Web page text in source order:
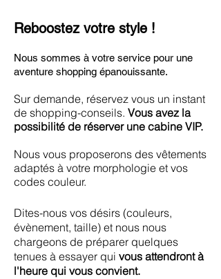
Reboostez votre style !
Nous sommes à votre service pour une
aventure shopping épanouissante.
Sur demande, réservez vous un instant
de shopping-conseils. Vous avez la
possibilité de réserver une cabine VIP.
Nous vous proposerons des vêtements
adaptés à votre morphologie et vos
codes couleur.
Dites-nous vos désirs (couleurs,
évènement, taille) et nous nous
chargeons de préparer quelques
tenues à essayer qui vous attendront à
l'heure qui vous convient.